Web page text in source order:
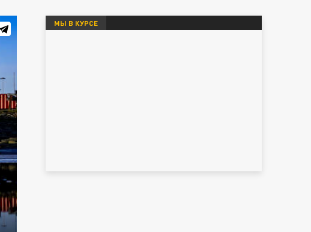
МЫ В КУРСЕ